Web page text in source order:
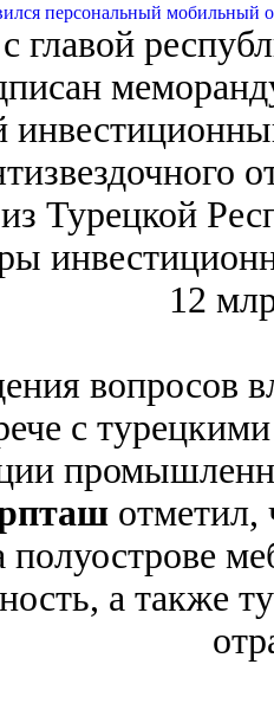
персональный мобильный
главой
Турецкой
12
вопросов
с
отметил,
полуострове
а также